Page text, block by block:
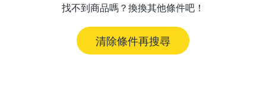
找不到商品嗎？換換其他條件吧！
清除條件再搜尋